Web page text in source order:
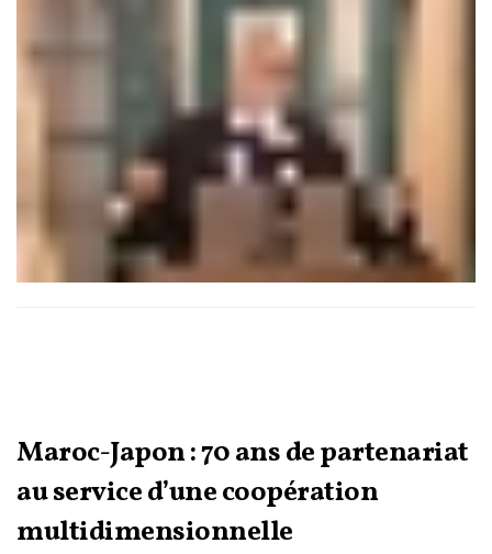
le pouvoir d’achat, les prochaines élections, la majorité et
bien entendu le secteur gouvernemental dirigé par M. Baraka
: l’équipement et l’eau. Dans «Saâte Saraha», diffusé le 6 mai
dernier, le secrétaire général de l’Istiqlal s’en est plutôt bien
tiré, malgré quelques réponses prudentes qui ont laissé le
Maroc-Japon : 70 ans de partenariat
au service d’une coopération
multidimensionnelle